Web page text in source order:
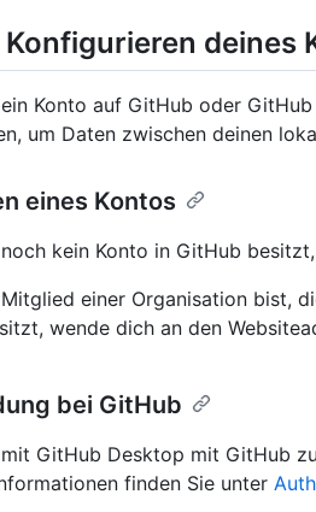
Konfigurieren deines
Konto auf GitHub oder
um Daten zwischen deinen
eines Kontos
kein Konto in GitHub
einer Organisation bist,
wende dich an den
bei GitHub
GitHub Desktop mit GitHub
finden Sie unter